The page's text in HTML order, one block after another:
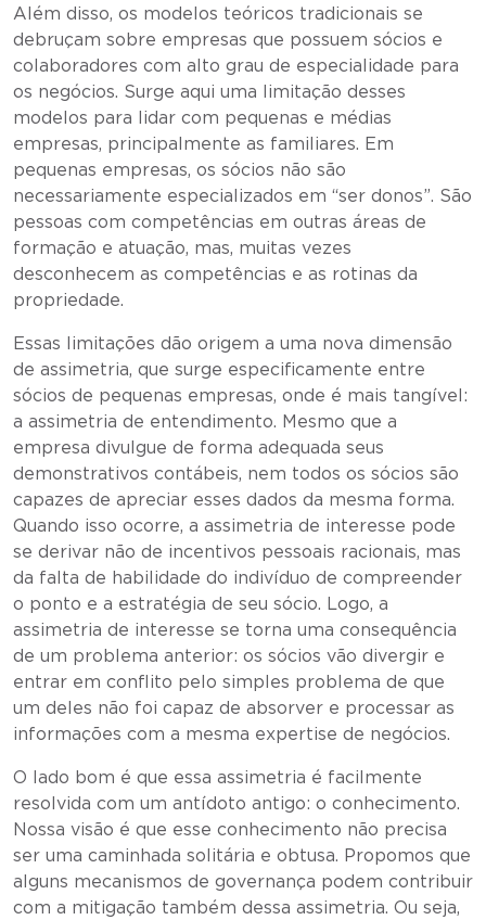
Além disso, os modelos teóricos tradicionais se
debruçam sobre empresas que possuem sócios e
colaboradores com alto grau de especialidade para
os negócios. Surge aqui uma limitação desses
modelos para lidar com pequenas e médias
empresas, principalmente as familiares. Em
pequenas empresas, os sócios não são
necessariamente especializados em “ser donos”. São
pessoas com competências em outras áreas de
formação e atuação, mas, muitas vezes
desconhecem as competências e as rotinas da
propriedade.
Essas limitações dão origem a uma nova dimensão
de assimetria, que surge especificamente entre
sócios de pequenas empresas, onde é mais tangível:
a assimetria de entendimento. Mesmo que a
empresa divulgue de forma adequada seus
demonstrativos contábeis, nem todos os sócios são
capazes de apreciar esses dados da mesma forma.
Quando isso ocorre, a assimetria de interesse pode
se derivar não de incentivos pessoais racionais, mas
da falta de habilidade do indivíduo de compreender
o ponto e a estratégia de seu sócio. Logo, a
assimetria de interesse se torna uma consequência
de um problema anterior: os sócios vão divergir e
entrar em conflito pelo simples problema de que
um deles não foi capaz de absorver e processar as
informações com a mesma expertise de negócios.
O lado bom é que essa assimetria é facilmente
resolvida com um antídoto antigo: o conhecimento.
Nossa visão é que esse conhecimento não precisa
ser uma caminhada solitária e obtusa. Propomos que
alguns mecanismos de governança podem contribuir
com a mitigação também dessa assimetria. Ou seja,